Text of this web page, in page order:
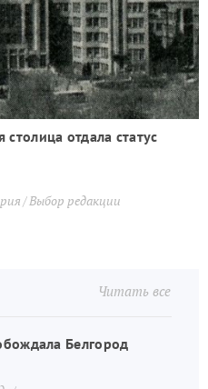
отдала статус
Выбор редакции
Читать все
Белгород